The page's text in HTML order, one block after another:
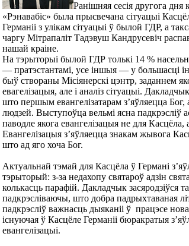
Ранішняя сесія другога дня
«Рэнавабіс» была прысвечана сітуацыі
Германіі з улікам сітуацыі ў былой ГДР, а
чаргу Мітрапаліт Тадэвуш Кандрусевіч
нашай краіне.
На тэрыторыі былой ГДР толькі 14 %
— пратэстантамі, усе іншыя — у большасці
быў створаны Місіянерскі цэнтр, заданнем
евагелізацыя, але і аналіз сітуацыі.
што першым евангелізатарам з’яўляецца Бог,
людзей. Выступоўца вельмі ясна
паводле якога евангелізацыя не для Касцёла,
Евангелізацыя з’яўляецца знакам жывога
што ад яго хоча Бог.
Актуальнай тэмай для Касцёла ў Германі
тэрыторый: з-за недахопу святароў адзін
колькасць парафій. Дакладчык засяродзіўся
падкрэсліваючы, што добра падрыхтаваная
падкрэсліў важнасць дыяканіі ў працэсе
існуючая ў Касцёле Германіі бюракратыя
евангелізацыі.